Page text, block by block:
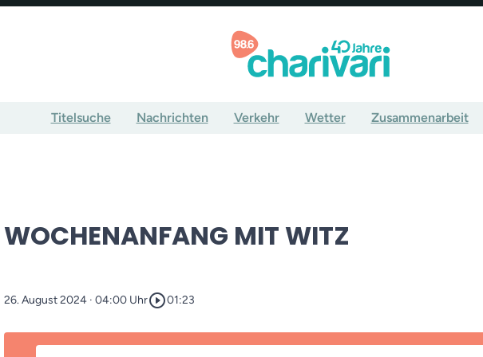
Titelsuche Nachrichten Verkehr Wetter Zusammenarbeit
WOCHENANFANG MIT WITZ
26. August 2024 · 04:00 Uhrplay_circle_outline01:23